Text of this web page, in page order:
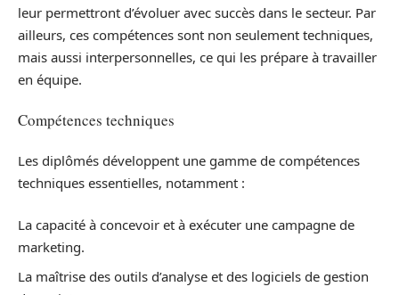
leur permettront d’évoluer avec succès dans le secteur. Par
ailleurs, ces compétences sont non seulement techniques,
mais aussi interpersonnelles, ce qui les prépare à travailler
en équipe.
Compétences techniques
Les diplômés développent une gamme de compétences
techniques essentielles, notamment :
La capacité à concevoir et à exécuter une campagne de
marketing.
La maîtrise des outils d’analyse et des logiciels de gestion